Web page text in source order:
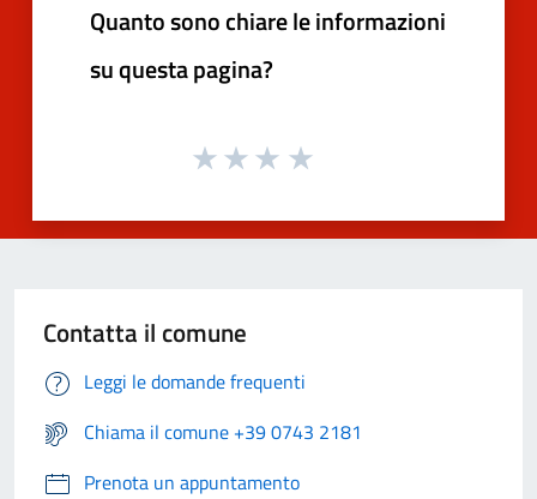
Quanto sono chiare le informazioni
su questa pagina?
Contatta il comune
Leggi le domande frequenti
Chiama il comune +39 0743 2181
Prenota un appuntamento